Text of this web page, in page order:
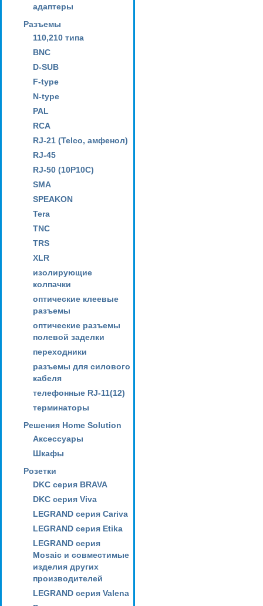
адаптеры
Разъемы
110,210 типа
BNC
D-SUB
F-type
N-type
PAL
RCA
RJ-21 (Telco, амфенол)
RJ-45
RJ-50 (10P10C)
SMA
SPEAKON
Tera
TNC
TRS
XLR
изолирующие
колпачки
оптические клеевые
разъемы
оптические разъемы
полевой заделки
переходники
разъемы для силового
кабеля
телефонные RJ-11(12)
терминаторы
Решения Home Solution
Аксессуары
Шкафы
Розетки
DKC серия BRAVA
DKC серия Viva
LEGRAND серия Cariva
LEGRAND серия Etika
LEGRAND серия
Mosaic и совместимые
изделия других
производителей
LEGRAND серия Valena